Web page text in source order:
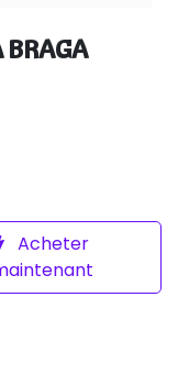
BRAGA
Acheter